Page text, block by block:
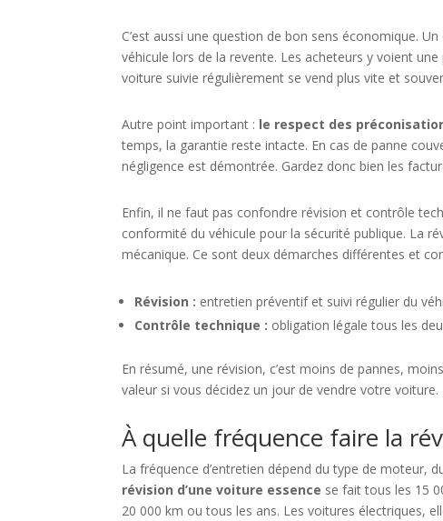
C’est aussi une question de bon sens économique.
véhicule lors de la revente. Les acheteurs y voient
voiture suivie régulièrement se vend plus vite et
Autre point important : le respect des
temps, la garantie reste intacte. En cas de panne
négligence est démontrée. Gardez donc bien les
Enfin, il ne faut pas confondre révision et contrôle
conformité du véhicule pour la sécurité publique. La
mécanique. Ce sont deux démarches différentes et
Révision : entretien préventif et suivi régulier du
Contrôle technique : obligation légale tous les
En résumé, une révision, c’est moins de pannes,
valeur si vous décidez un jour de vendre votre voiture.
À quelle fréquence faire la
La fréquence d’entretien dépend du type de moteur,
révision d’une voiture essence se fait tous les 15
20 000 km ou tous les ans. Les voitures électriques,